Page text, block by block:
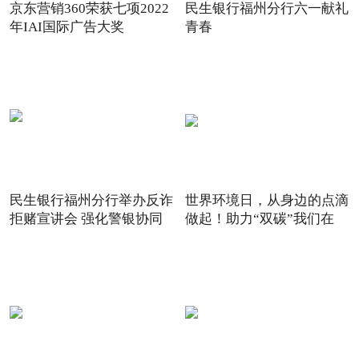
京东营销360荣获七项2022
年IAI国际广告大奖
民生银行福州分行六一献礼
青春
民生银行福州分行举办反诈
拒赌宣讲会 强化警银协同
世界环境日，从身边的点滴
做起！助力“双碳”我们在